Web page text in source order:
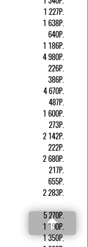
1 227Р.
1 638Р.
640Р.
1 186Р.
4 980Р.
226Р.
386Р.
4 670Р.
487Р.
1 600Р.
273Р.
2 142Р.
222Р.
2 680Р.
217Р.
655Р.
2 283Р.
5 270Р.
1 190Р.
1 350Р.